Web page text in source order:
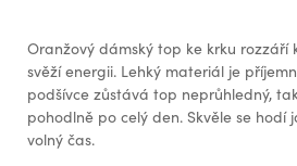
Oranžový dámský top ke krku
svěží energii. Lehký materiál je
podšívce zůstává top neprůhledný,
pohodlně po celý den. Skvěle se hodí
volný čas.